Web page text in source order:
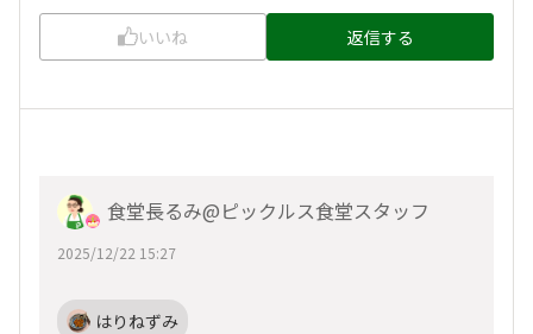
いいね 返信する
食堂長るみ@ピックルス食堂スタッフ
2025/12/22 15:27
はりねずみ